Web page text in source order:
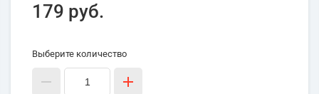
179 руб.
Выберите количество